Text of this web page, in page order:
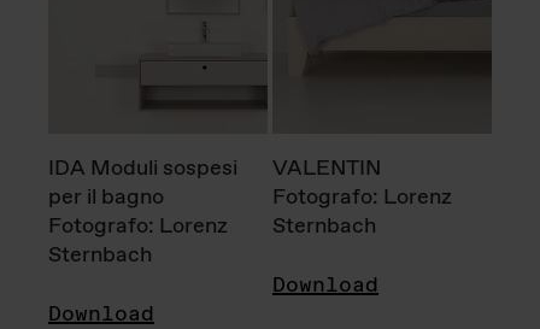
IDA Moduli sospesi
per il bagno
Fotografo: Lorenz
Sternbach
Download
VALENTIN
Fotografo: Lorenz
Sternbach
Download